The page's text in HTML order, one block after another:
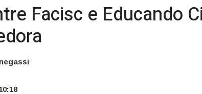
Facisc e Educando